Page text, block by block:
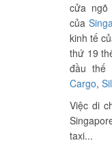
cửa
của
kinh tế
thứ 19
đầu thế
Cargo,
Việc di
taxi...